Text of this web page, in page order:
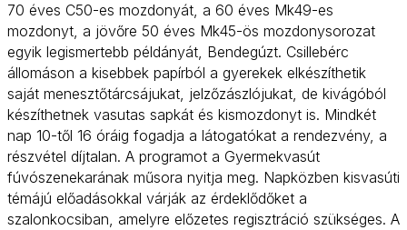
70 éves C50-es mozdonyát, a 60 éves Mk49-es
mozdonyt, a jövőre 50 éves Mk45-ös mozdonysorozat
egyik legismertebb példányát, Bendegúzt. Csillebérc
állomáson a kisebbek papírból a gyerekek elkészíthetik
saját menesztőtárcsájukat, jelzőzászlójukat, de kivágóból
készíthetnek vasutas sapkát és kismozdonyt is. Mindkét
nap 10-től 16 óráig fogadja a látogatókat a rendezvény, a
részvétel díjtalan. A programot a Gyermekvasút
fúvószenekarának műsora nyitja meg. Napközben kisvasúti
témájú előadásokkal várják az érdeklődőket a
szalonkocsiban, amelyre előzetes regisztráció szükséges. A